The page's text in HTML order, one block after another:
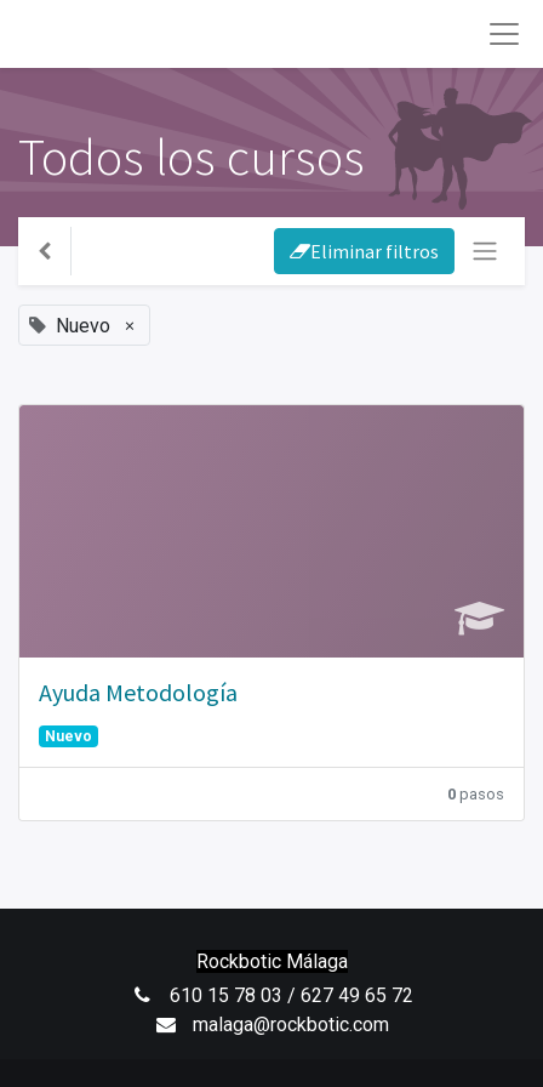
Todos los cursos
Eliminar filtros
Nuevo ×
Ayuda Metodología
Nuevo
0 pasos
Rockbotic Málaga
610 15 78 03 / 627 49 65 72
malaga@rockbotic.com